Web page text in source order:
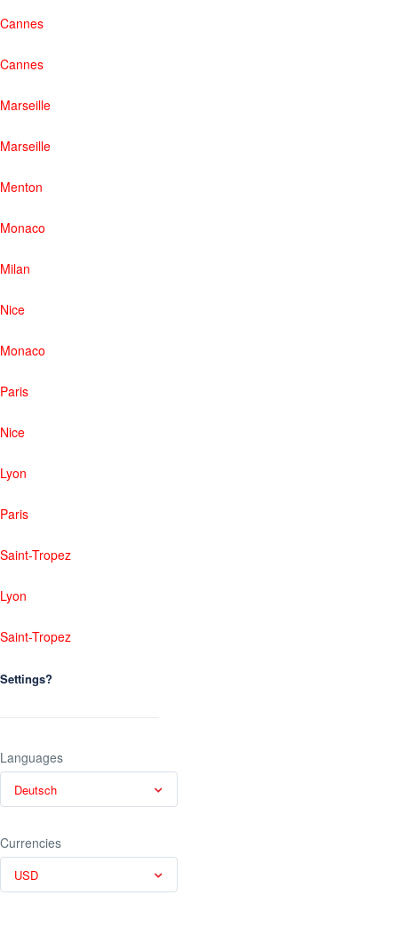
Cannes
Cannes
Marseille
Marseille
Menton
Monaco
Milan
Nice
Monaco
Paris
Nice
Lyon
Paris
Saint-Tropez
Lyon
Saint-Tropez
Settings?
Languages
Deutsch
Currencies
USD